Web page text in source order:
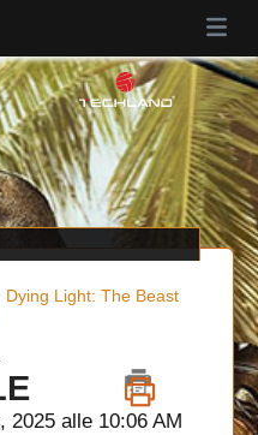
Dying Light: The Beast
2025 alle 10:06 AM